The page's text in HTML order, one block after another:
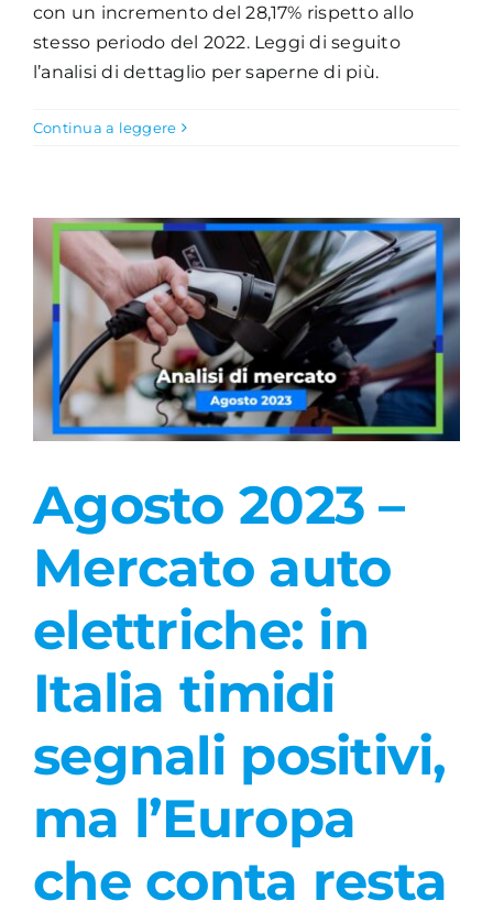
con un incremento del 28,17% rispetto allo
stesso periodo del 2022. Leggi di seguito
l’analisi di dettaglio per saperne di più.
Continua a leggere
Agosto 2023 –
Mercato auto
elettriche: in
Italia timidi
segnali positivi,
ma l’Europa
che conta resta